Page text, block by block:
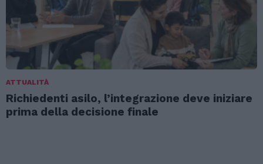
ATTUALITÀ
Richiedenti asilo, l’integrazione deve iniziare
prima della decisione finale